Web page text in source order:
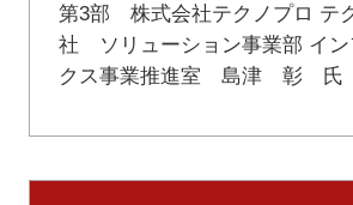
第3部 株式会社テクノプロ テ
社 ソリューション事業部 イン
クス事業推進室 島津 彰 氏